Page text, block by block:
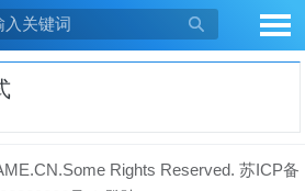

Rights Reserved. 苏ICP备